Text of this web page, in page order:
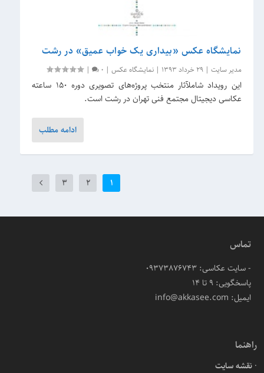
نمایشگاه عکس «بیداری یک خواب عمیق» در رشت
مدیر سایت |29 خرداد 1393 |نمایشگاه عکس |
0
|
این رویداد شاملآثار منتخب پروژه‌های تصویری دوره ۱۵۰ ساعته
عکاسی دیجیتال مجتمع فنی تهران در رشت است.
ادامه مطلب
1
2
3
تماس
- سایت عکاسی: 09373876743
پاسخگویی: ۹ تا ۱۴
ایمیل: info@akkasee.com
راهنما
نقشه سایت